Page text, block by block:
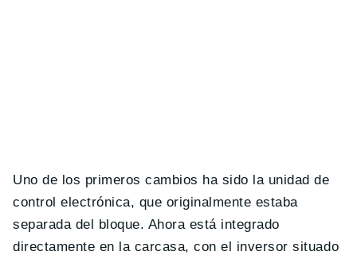
Uno de los primeros cambios ha sido la unidad de
control electrónica, que originalmente estaba
separada del bloque. Ahora está integrado
directamente en la carcasa, con el inversor situado